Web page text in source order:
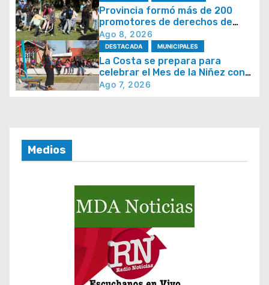
d
e
e
n
t
d
a
Provincia formó más de 200
promotores de derechos de
niñas, niños y adolescentes
Ago 8, 2026
DESTACADA MUNICIPALES
La Costa se prepara para
celebrar el Mes de la Niñez con
juegos y espectáculos
Ago 7, 2026
Medios